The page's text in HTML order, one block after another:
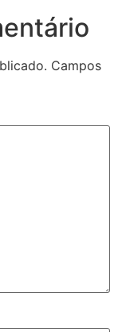
Campos